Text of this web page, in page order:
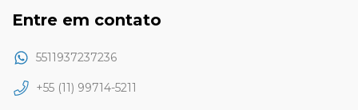
Entre em contato
5511937237236
+55 (11) 99714-5211